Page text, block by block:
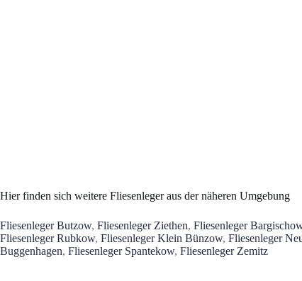
Hier finden sich weitere Fliesenleger aus der näheren Umgebung
Fliesenleger Butzow, Fliesenleger Ziethen, Fliesenleger
Fliesenleger Rubkow, Fliesenleger Klein Bünzow, Fliesenleger
Buggenhagen, Fliesenleger Spantekow, Fliesenleger Zemitz